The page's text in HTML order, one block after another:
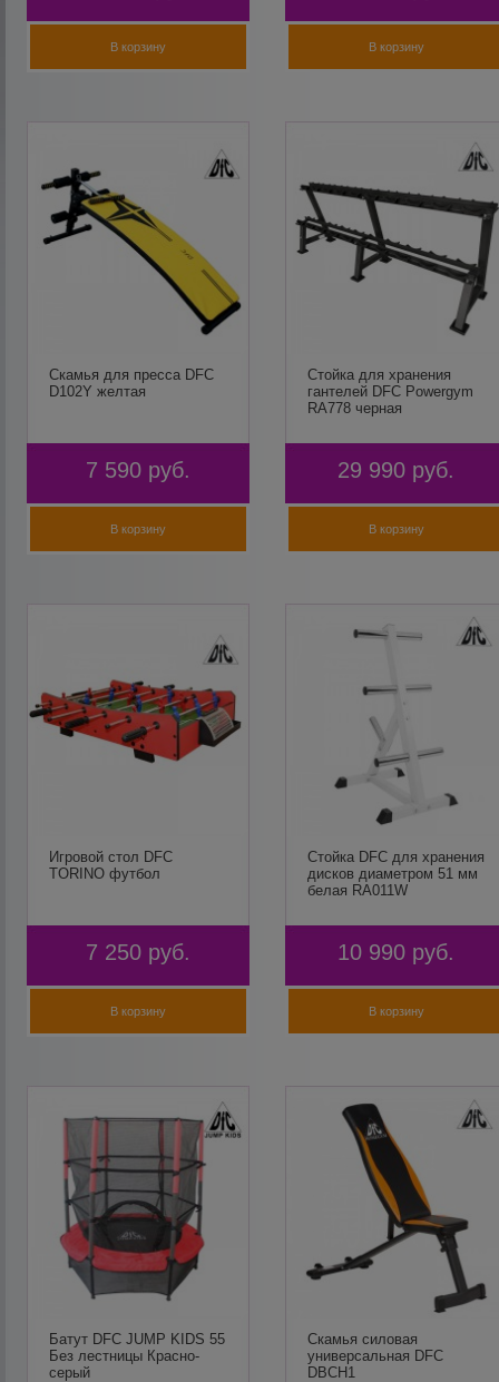
В корзину В корзину
Скамья для пресса DFC
D102Y желтая
7 590 руб.
В корзину
Стойка для хранения
гантелей DFC Powergym
RA778 черная
29 990 руб.
В корзину
Игровой стол DFC
TORINO футбол
7 250 руб.
В корзину
Стойка DFC для хранения
дисков диаметром 51 мм
белая RA011W
10 990 руб.
В корзину
Батут DFC JUMP KIDS 55
Без лестницы Красно-
серый
Скамья силовая
универсальная DFC
DBCH1